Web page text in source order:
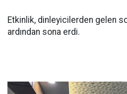
Etkinlik, dinleyicilerden gelen
ardından sona erdi.